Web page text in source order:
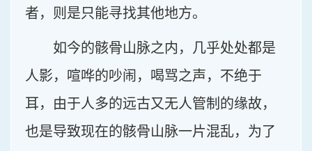
者，则是只能寻找其他地方。
如今的骸骨山脉之内，几乎处处都是
人影，喧哗的吵闹，喝骂之声，不绝于
耳，由于人多的远古又无人管制的缘故，
也是导致现在的骸骨山脉一片混乱，为了